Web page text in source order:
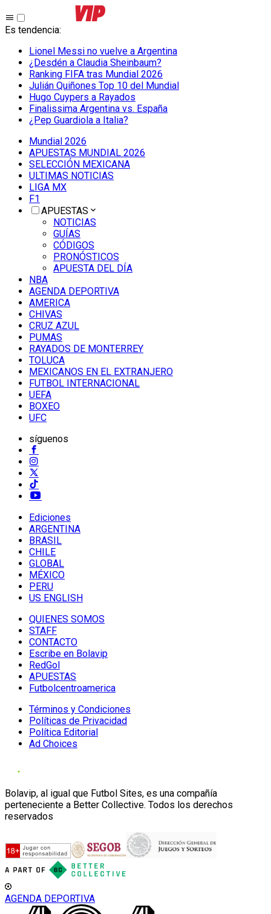
Es tendencia:
Lionel Messi no vuelve a Argentina
¿Desdén a Claudia Sheinbaum?
Ranking FIFA tras Mundial 2026
Julián Quiñones Top 10 del Mundial
Hugo Cuypers a Rayados
Finalissima Argentina vs. España
¿Pep Guardiola a Italia?
Mundial 2026
APUESTAS MUNDIAL 2026
SELECCIÓN MEXICANA
ULTIMAS NOTICIAS
LIGA MX
F1
APUESTAS
NOTICIAS
GUÍAS
CÓDIGOS
PRONÓSTICOS
APUESTA DEL DÍA
NBA
AGENDA DEPORTIVA
AMERICA
CHIVAS
CRUZ AZUL
PUMAS
RAYADOS DE MONTERREY
TOLUCA
MEXICANOS EN EL EXTRANJERO
FUTBOL INTERNACIONAL
UEFA
BOXEO
UFC
síguenos
Ediciones
ARGENTINA
BRASIL
CHILE
GLOBAL
MÉXICO
PERU
US ENGLISH
QUIENES SOMOS
STAFF
CONTACTO
Escribe en Bolavip
RedGol
APUESTAS
Futbolcentroamerica
Términos y Condiciones
Políticas de Privacidad
Política Editorial
Ad Choices
Bolavip, al igual que Futbol Sites, es una compañía
perteneciente a Better Collective. Todos los derechos
reservados
AGENDA DEPORTIVA